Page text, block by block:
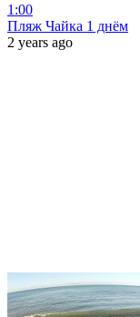
1:00
Пляж Чайка 1 днём
2 years ago